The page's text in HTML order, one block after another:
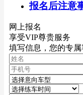
报名后注意
网上报名
享受VIP尊贵服务
填写信息，您的专属